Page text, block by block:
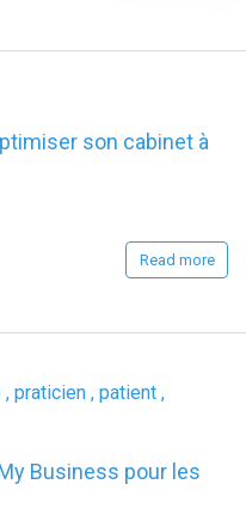
son cabinet à
Read more
Business pour les